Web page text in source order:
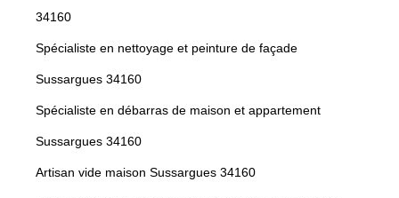
34160
Spécialiste en nettoyage et peinture de façade
Sussargues 34160
Spécialiste en débarras de maison et appartement
Sussargues 34160
Artisan vide maison Sussargues 34160